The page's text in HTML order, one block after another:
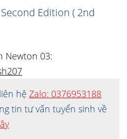
Edition ( 2nd
Newton 03:
hệ Zalo: 0376953188
tin tư vấn tuyển sinh về